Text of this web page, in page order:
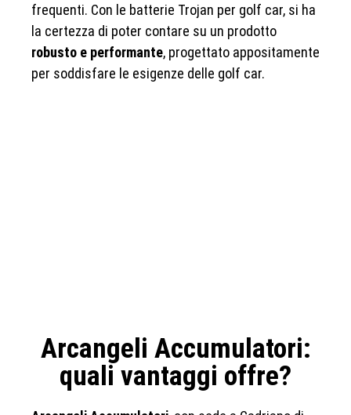
frequenti. Con le batterie Trojan per golf car, si ha
la certezza di poter contare su un prodotto
robusto e performante, progettato appositamente
per soddisfare le esigenze delle golf car.
Arcangeli Accumulatori:
quali vantaggi offre?